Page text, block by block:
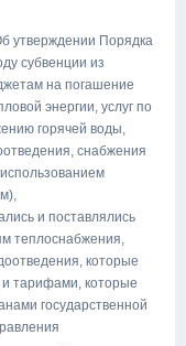
утверждении Порядка
субвенции из
на погашение
энергии, услуг по
горячей воды,
снабжения
и поставлялись
теплоснабжения,
которые
и тарифами, которые
государственной